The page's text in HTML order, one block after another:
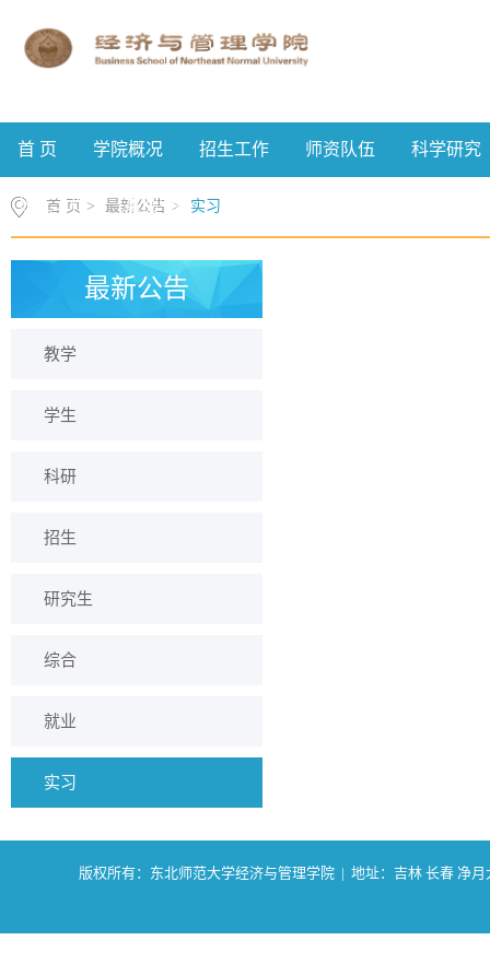
首 页 学院概况 招生工作 师资队伍 科学研究
校友工作 案例中心
首 页 > 最新公告 > 实习
最新公告
教学
学生
科研
招生
研究生
综合
就业
实习
版权所有：东北师范大学经济与管理学院 | 地址：吉林 长春